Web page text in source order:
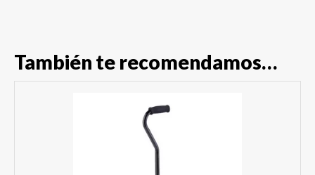
También te recomendamos…